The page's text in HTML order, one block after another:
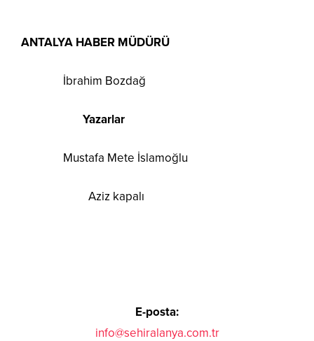
ANTALYA HABER MÜDÜRÜ
İbrahim Bozdağ
Yazarlar
Mustafa Mete İslamoğlu
Aziz kapalı
E-posta:
info@sehiralanya.com.tr